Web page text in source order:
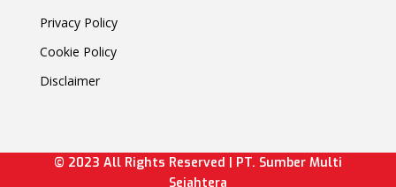
Privacy Policy
Cookie Policy
Disclaimer
© 2023 All Rights Reserved | PT. Sumber Multi
Sejahtera